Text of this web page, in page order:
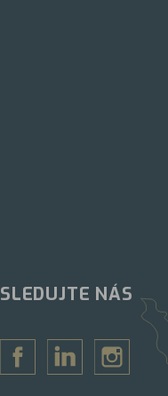
SLEDUJTE NÁS